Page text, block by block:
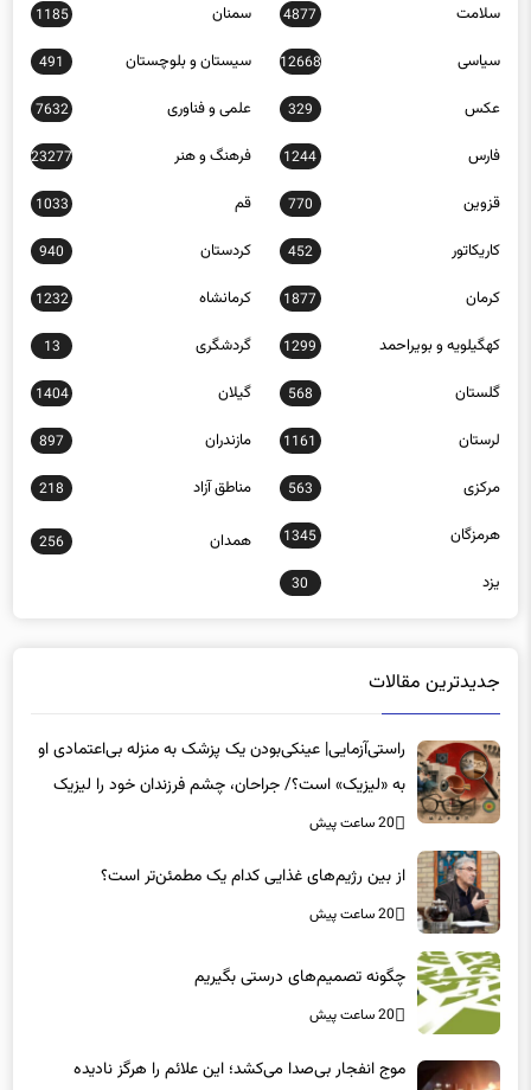
سیاسی 12668 سیستان و بلوچستان 491
عکس 329 علمی و فناوری 7632
فارس 1244 فرهنگ و هنر 23277
قزوین 770 قم 1033
کاریکاتور 452 کردستان 940
کرمان 1877 کرمانشاه 1232
کهگیلویه و بویراحمد 1299 گردشگری 13
گلستان 568 گیلان 1404
لرستان 1161 مازندران 897
مرکزی 563 مناطق آزاد 218
هرمزگان 1345
256
یزد 30
راستی‌آزمایی| عینکی‌بودن یک پزشک به منزله بی‌اعتمادی او
به «لیزیک» است؟/ جراحان، چشم فرزندان خود را لیزیک
می‌کنند؟
20 ساعت پیش
20 ساعت پیش
20 ساعت پیش
نگیرید